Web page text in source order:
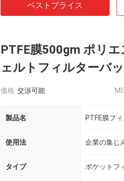
ベストプライス
PTFE膜500gm ポリ
ェルトフィルターバ
価格: 交渉可能
製品名 PTFE膜フ
使用法 企業の集じ
タイプ